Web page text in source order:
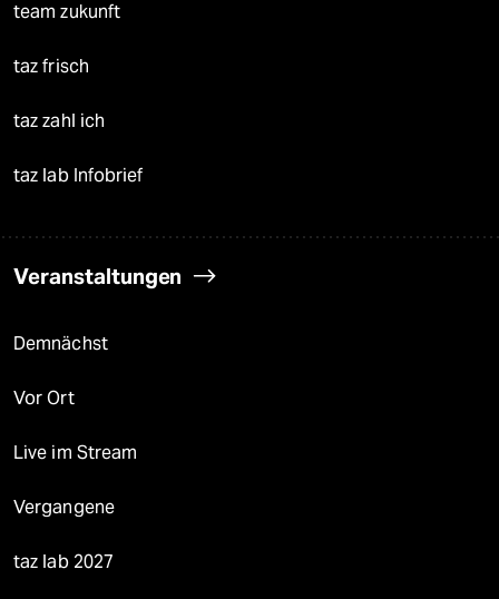
team zukunft
taz frisch
taz zahl ich
taz lab Infobrief
Veranstaltungen
Demnächst
Vor Ort
Live im Stream
Vergangene
taz lab 2027